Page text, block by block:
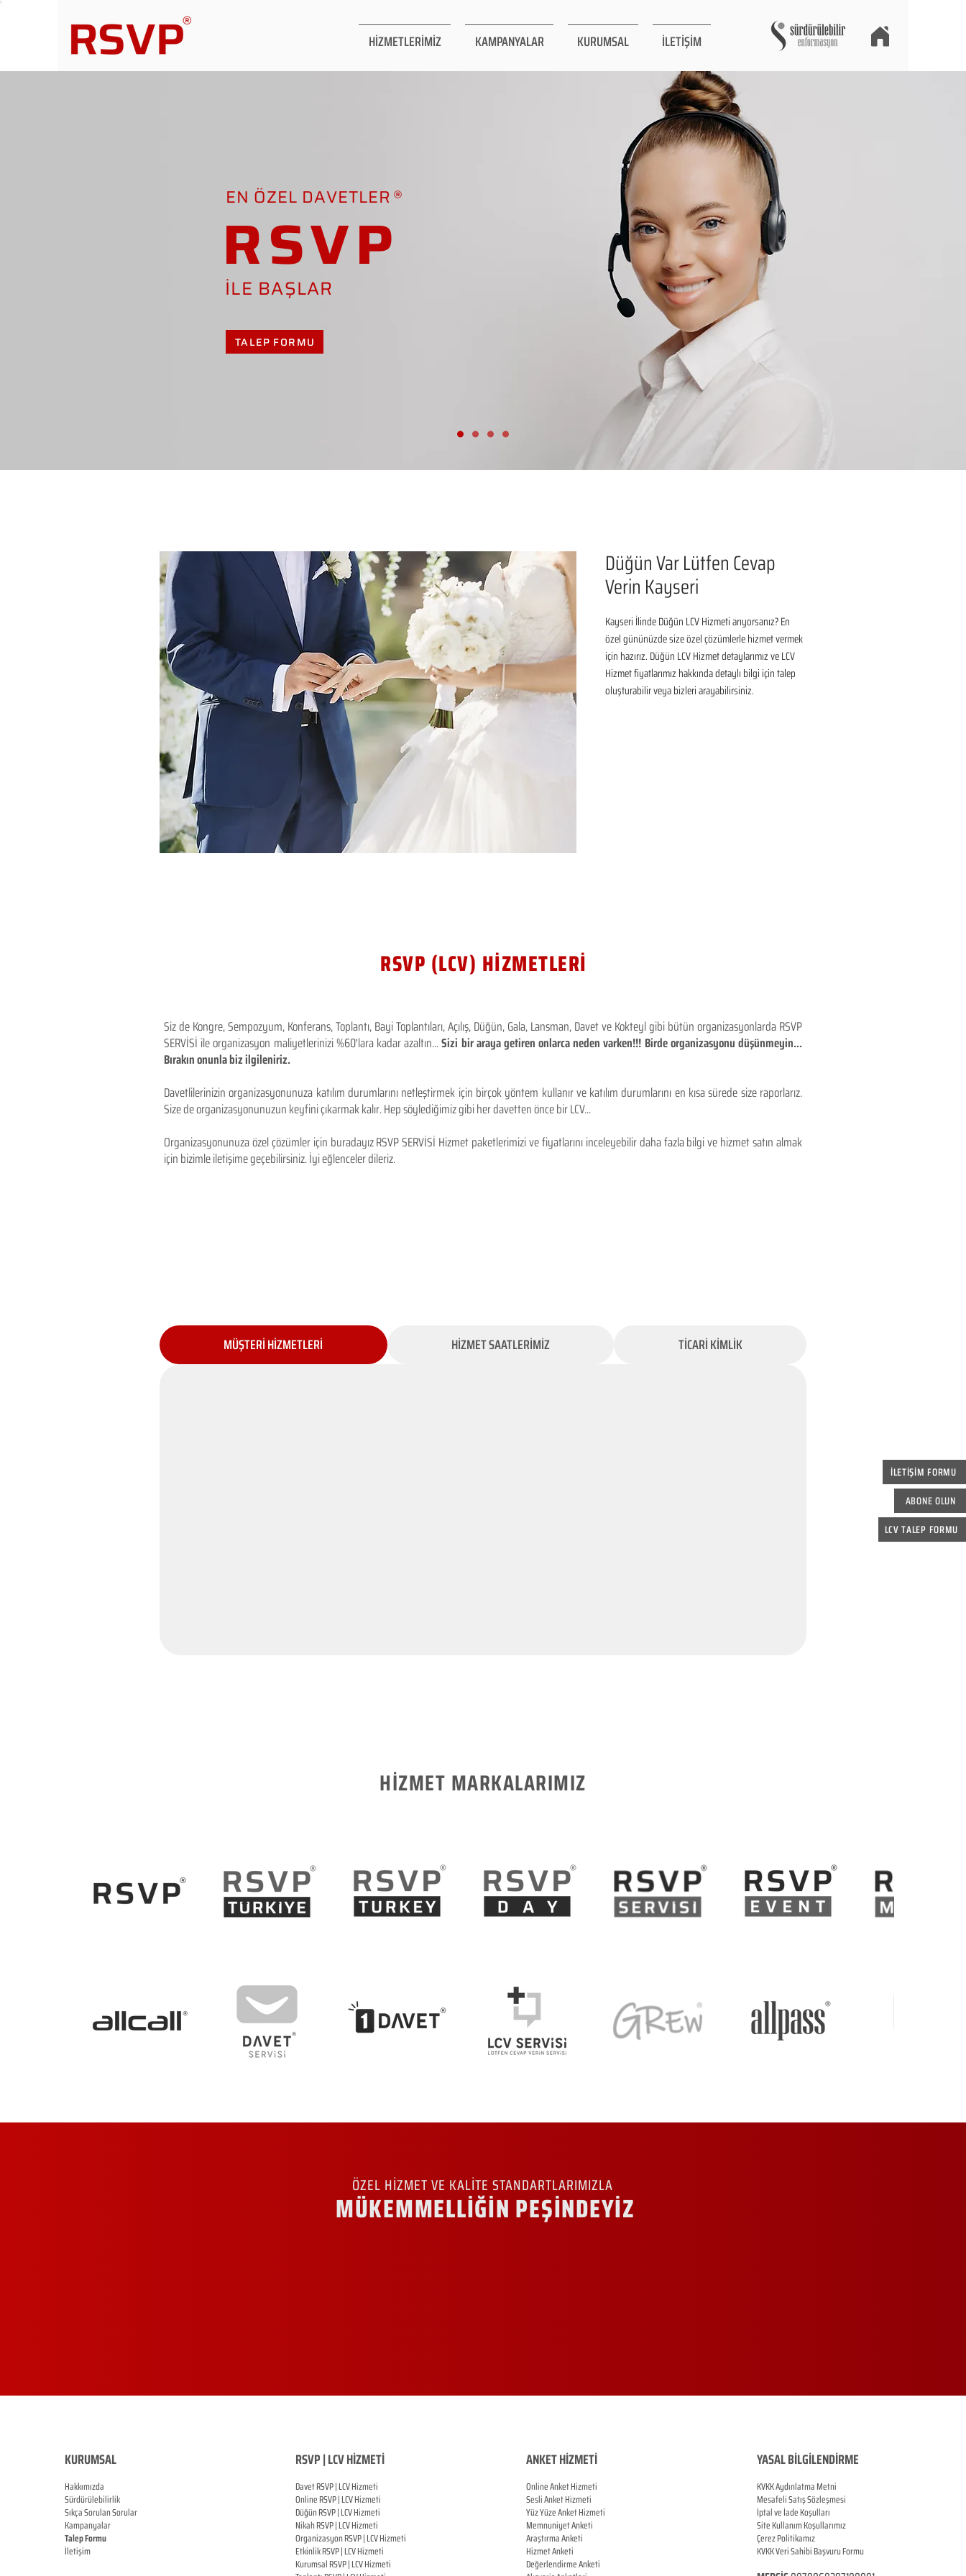
HİZMETLERİMİZ KAMPANYALAR KURUMSAL İLETİŞİM
İLETİŞİM FORMU
ABONE OLUN
LCV TALEP FORMU
EN ÖZEL DAVETLER
RSVP
İLE BAŞLAR
TALEP FORMU
Düğün Var Lütfen Cevap
Verin Kayseri
Kayseri İlinde Düğün LCV Hizmeti arıyorsanız? En
özel gününüzde size özel çözümlerle hizmet vermek
için hazırız. Düğün LCV Hizmet detaylarımız ve LCV
Hizmet fiyatlarımız hakkında detaylı bilgi için talep
oluşturabilir veya bizleri arayabilirsiniz.
RSVP (LCV) HİZMETLERİ
Siz de Kongre, Sempozyum, Konferans, Toplantı, Bayi Toplantıları, Açılış, Düğün, Gala, Lansman, Davet ve Kokteyl gibi bütün organizasyonlarda RSVP
SERVİSİ ile organizasyon maliyetlerinizi %60'lara kadar azaltın...Sizi bir araya getiren onlarca neden varken!!! Birde organizasyonu düşünmeyin...
Bırakın onunla biz ilgileniriz.
Davetlilerinizin organizasyonunuza katılım durumlarını netleştirmek için birçok yöntem kullanır ve katılım durumlarını en kısa sürede size raporlarız.
Size de organizasyonunuzun keyfini çıkarmak kalır. Hep söylediğimiz gibi her davetten önce bir LCV...
Organizasyonunuza özel çözümler için buradayız RSVP SERVİSİ Hizmet paketlerimizi ve fiyatlarını inceleyebilir daha fazla bilgi ve hizmet satın almak
için bizimle iletişime geçebilirsiniz. İyi eğlenceler dileriz.
MÜŞTERİ HİZMETLERİ HİZMET SAATLERİMİZ TİCARİ KİMLİK
HİZMET MARKALARIMIZ
ÖZEL HİZMET VE KALİTE STANDARTLARIMIZLA
MÜKEMMELLİĞİN PEŞİNDEYİZ
KURUMSAL
Hakkımızda
Sürdürülebilirlik
Sıkça Sorulan Sorular
Kampanyalar
Talep Formu
İletişim
RSVP | LCV HİZMETİ
Davet RSVP | LCV Hizmeti
OnlineRSVP |LCV Hizmeti
DüğünRSVP |LCV Hizmeti
NikahRSVP |LCV Hizmeti
OrganizasyonRSVP |LCV Hizmeti
EtkinlikRSVP |LCV Hizmeti
KurumsalRSVP |LCV Hizmeti
ANKET HİZMETİ
Online Anket Hizmeti
Sesli Anket Hizmeti
Yüz Yüze Anket Hizmeti
Memnuniyet Anketi
Araştırma Anketi
Hizmet Anketi
Değerlendirme Anketi
YASAL BİLGİLENDİRME
KVKK Aydınlatma Metni
Mesafeli Satış Sözleşmesi
İptal ve İade Koşulları
Site Kullanım Koşullarımız
Çerez Politikamız
KVKK Veri Sahibi Başvuru Formu